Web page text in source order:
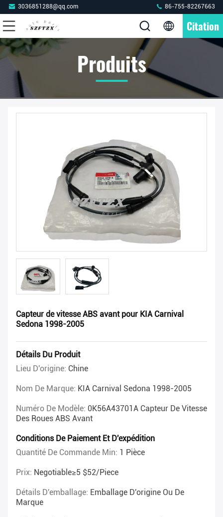
3036851288@qq.com 86-755-82267663
Citation
Produits
Capteur de vitesse ABS avant pour KIA Carnival
Sedona 1998-2005
Détails Du Produit
Lieu D'origine: Chine
Nom De Marque: KIA Carnival Sedona 1998-2005
Numéro De Modèle: 0K56A43701A Capteur De Vitesse
Des Roues ABS Avant
Conditions De Paiement Et D'expédition
Quantité De Commande Min: 1 Pièce
Prix: Negotiable≥5 $52/piece
Détails D'emballage: Emballage D'origine Ou De
Marque